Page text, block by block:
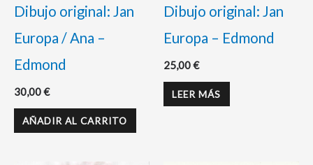
Dibujo original: Jan
Europa / Ana –
Edmond
30,00€
AÑADIR AL CARRITO
Dibujo original: Jan
Europa – Edmond
25,00€
LEER MÁS